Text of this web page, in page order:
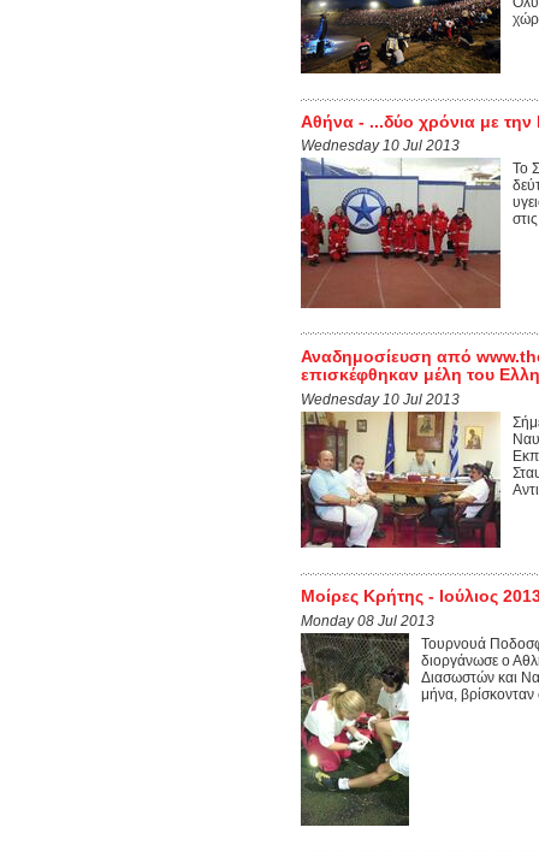
Αθήνα - ...δύο χρόνια με
Wednesday 10 Jul 2013
Το
Αναδημοσίευση από
επισκέφθηκαν μέλη του
Wednesday 10 Jul 2013
Μοίρες Κρήτης - Ιούλιος
Monday 08 Jul 2013
Τουρνουά
διοργάνωσε ο
Διασωστών και
μήνα, βρίσκονταν